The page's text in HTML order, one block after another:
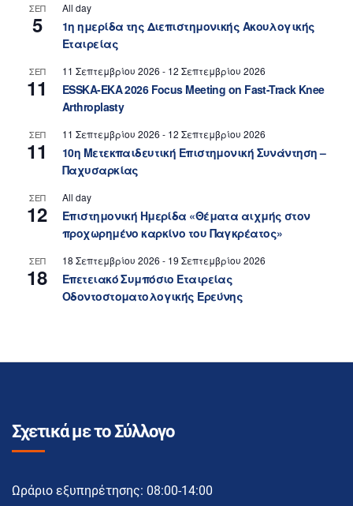
ΣΕΠ
5
All day
1η ημερίδα της Διεπιστημονικής Ακουλογικής
Εταιρείας
ΣΕΠ
11
11 Σεπτεμβρίου 2026 - 12 Σεπτεμβρίου 2026
ESSKA-EKA 2026 Focus Meeting on Fast-Track Knee
Arthroplasty
ΣΕΠ
11
11 Σεπτεμβρίου 2026 - 12 Σεπτεμβρίου 2026
10η Μετεκπαιδευτική Επιστημονική Συνάντηση –
Παχυσαρκίας
ΣΕΠ
12
All day
Επιστημονική Ημερίδα «Θέματα αιχμής στον
προχωρημένο καρκίνο του Παγκρέατος»
ΣΕΠ
18
18 Σεπτεμβρίου 2026 - 19 Σεπτεμβρίου 2026
Επετειακό Συμπόσιο Εταιρείας
Οδοντοστοματολογικής Ερεύνης
Σχετικά με το Σύλλογο
Ωράριο εξυπηρέτησης: 08:00-14:00